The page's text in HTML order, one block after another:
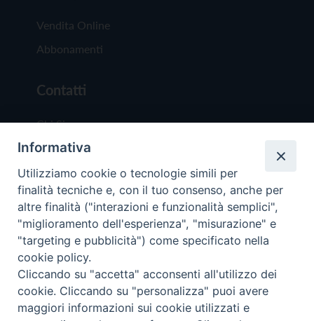
Vendita Online
Abbonamenti
Contatti
Chi Siamo
Redazione
Scrivici
Copyright © 2019 - Tutti i diritti riservati - Vita
Trentina Editrice
Privacy Policy
Informativa
Utilizziamo cookie o tecnologie simili per
finalità tecniche e, con il tuo consenso, anche per
altre finalità ("interazioni e funzionalità semplici",
"miglioramento dell'esperienza", "misurazione" e
"targeting e pubblicità") come specificato nella
cookie policy.
Cliccando su "accetta" acconsenti all'utilizzo dei
cookie. Cliccando su "personalizza" puoi avere
maggiori informazioni sui cookie utilizzati e